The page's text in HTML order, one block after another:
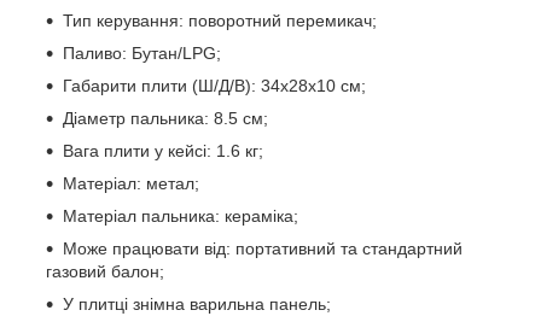
Тип керування: поворотний перемикач;
Паливо: Бутан/LPG;
Габарити плити (Ш/Д/В): 34х28х10 см;
Діаметр пальника: 8.5 см;
Вага плити у кейсі: 1.6 кг;
Матеріал: метал;
Матеріал пальника: кераміка;
Може працювати від: портативний та стандартний
газовий балон;
У плитці знімна варильна панель;